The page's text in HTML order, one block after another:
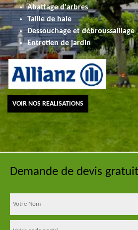
Abattage d'arbres
Taille de haie
Dessouchage et débroussaillage
Entretien de jardin
VOIR NOS REALISATIONS
Demande de devis gratuit